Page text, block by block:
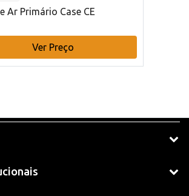
Ar Primário Case CE
Ver Preço